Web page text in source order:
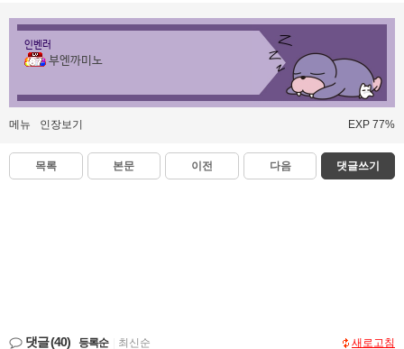
인벤러
부엔까미노
메뉴 인장보기 EXP 77%
목록 본문 이전 다음 댓글쓰기
댓글(40) 등록순 최신순 새로고침